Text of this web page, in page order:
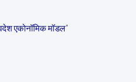
एकोनॉमिक मॉडल”